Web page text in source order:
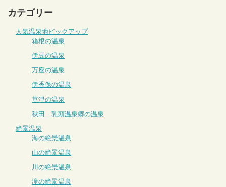
カテゴリー
人気温泉地ピックアップ
箱根の温泉
伊豆の温泉
万座の温泉
伊香保の温泉
草津の温泉
秋田 乳頭温泉郷の温泉
絶景温泉
海の絶景温泉
山の絶景温泉
川の絶景温泉
滝の絶景温泉